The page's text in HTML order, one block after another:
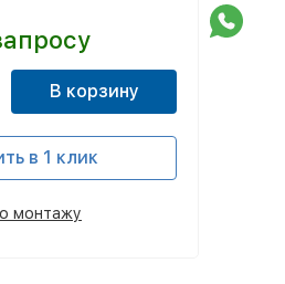
В корзину
в 1 клик
монтажу